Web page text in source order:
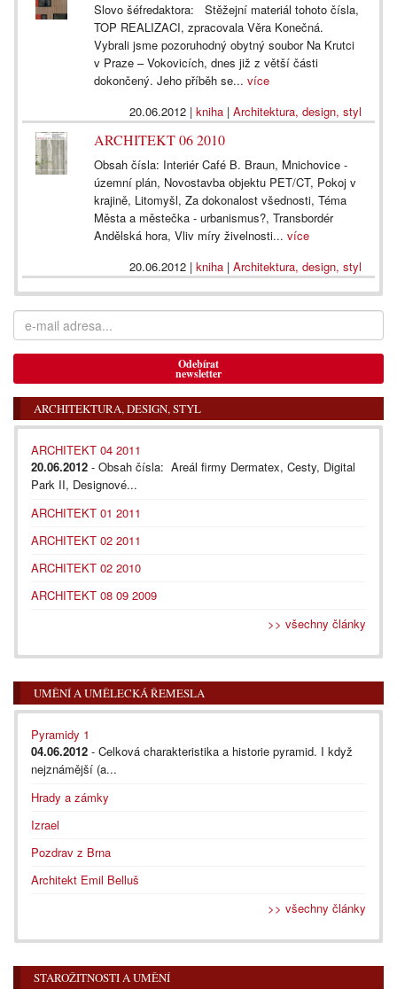
Slovo šéfredaktora: Stěžejní materiál tohoto čísla,
TOP REALIZACI, zpracovala Věra Konečná.
Vybrali jsme pozoruhodný obytný soubor Na Krutci
v Praze – Vokovicích, dnes již z větší části
dokončený. Jeho příběh se...více
20.06.2012| kniha| Architektura, design, styl
ARCHITEKT 06 2010
Obsah čísla: Interiér Café B. Braun, Mnichovice -
územní plán, Novostavba objektu PET/CT, Pokoj v
krajině, Litomyšl, Za dokonalost všednosti, Téma
Města a městečka - urbanismus?, Transbordér
Andělská hora, Vliv míry živelnosti...více
20.06.2012| kniha| Architektura, design, styl
Odebírat
newsletter
ARCHITEKTURA, DESIGN, STYL
ARCHITEKT 04 2011
20.06.2012 - Obsah čísla: Areál firmy Dermatex, Cesty, Digital
Park II, Designové...
ARCHITEKT 01 2011
ARCHITEKT 02 2011
ARCHITEKT 02 2010
ARCHITEKT 08 09 2009
>> všechny články
UMĚNÍ A UMĚLECKÁ ŘEMESLA
Pyramidy 1
04.06.2012 - Celková charakteristika a historie pyramid. I když
nejznámější (a...
Hrady a zámky
Izrael
Pozdrav z Brna
Architekt Emil Belluš
>> všechny články
STAROŽITNOSTI A UMĚNÍ